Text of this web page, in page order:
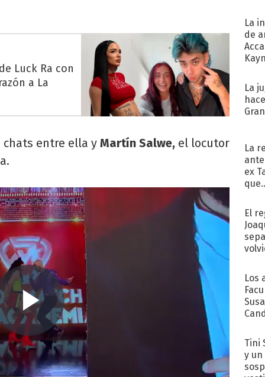
Luck Ra con
a La
entre ella y Martín Salwe, el locutor
La
de
La
La
ex
El
Los
Tini
y